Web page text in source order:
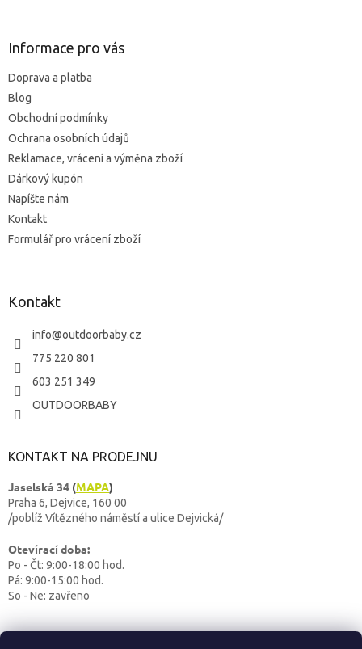
Informace pro vás
Doprava a platba
Blog
Obchodní podmínky
Ochrana osobních údajů
Reklamace, vrácení a výměna zboží
Dárkový kupón
Napíšte nám
Kontakt
Formulář pro vrácení zboží
Kontakt
info@outdoorbaby.cz
775 220 801
603 251 349
OUTDOORBABY
KONTAKT NA PRODEJNU
Jaselská 34 (MAPA)
Praha 6, Dejvice, 160 00
/poblíž Vítězného náměstí a ulice Dejvická/
Otevírací doba:
Po - Čt: 9:00-18:00 hod.
Pá: 9:00-15:00 hod.
So - Ne: zavřeno